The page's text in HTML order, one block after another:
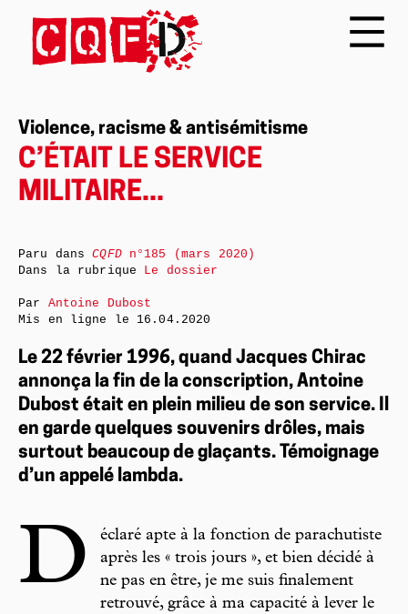
Violence, racisme & antisémitisme
C’ÉTAIT LE SERVICE
MILITAIRE...
Le 22 février 1996, quand Jacques Chirac
annonça la fin de la conscription, Antoine
Dubost était en plein milieu de son service. Il
en garde quelques souvenirs drôles, mais
surtout beaucoup de glaçants. Témoignage
d’un appelé lambda.
D
éclaré apte à la fonction de parachutiste
après les « trois jours », et bien décidé à
ne pas en être, je me suis finalement
retrouvé, grâce à ma capacité à lever le
Paru dansCQFDn°185 (mars 2020)
Dans la rubrique Le dossier
Par Antoine Dubost
Mis en ligne le 16.04.2020